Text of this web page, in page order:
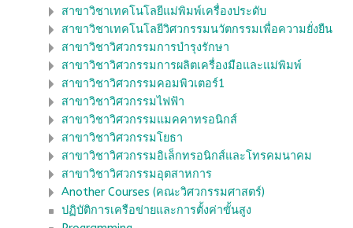
สาขาวิชาเทคโนโลยีแม่พิมพ์เครื่องประดับ
สาขาวิชาเทคโนโลยีวิศวกรรมนวัตกรรมเพื่อความยั่งยืน
สาขาวิชาวิศวกรรมการบำรุงรักษา
สาขาวิชาวิศวกรรมการผลิตเครื่องมือและแม่พิมพ์
สาขาวิชาวิศวกรรมคอมพิวเตอร์1
สาขาวิชาวิศวกรรมไฟฟ้า
สาขาวิชาวิศวกรรมแมคคาทรอนิกส์
สาขาวิชาวิศวกรรมโยธา
สาขาวิชาวิศวกรรมอิเล็กทรอนิกส์และโทรคมนาคม
สาขาวิชาวิศวกรรมอุตสาหการ
Another Courses (คณะวิศวกรรมศาสตร์)
ปฏิบัติการเครือข่ายและการตั้งค่าขั้นสูง